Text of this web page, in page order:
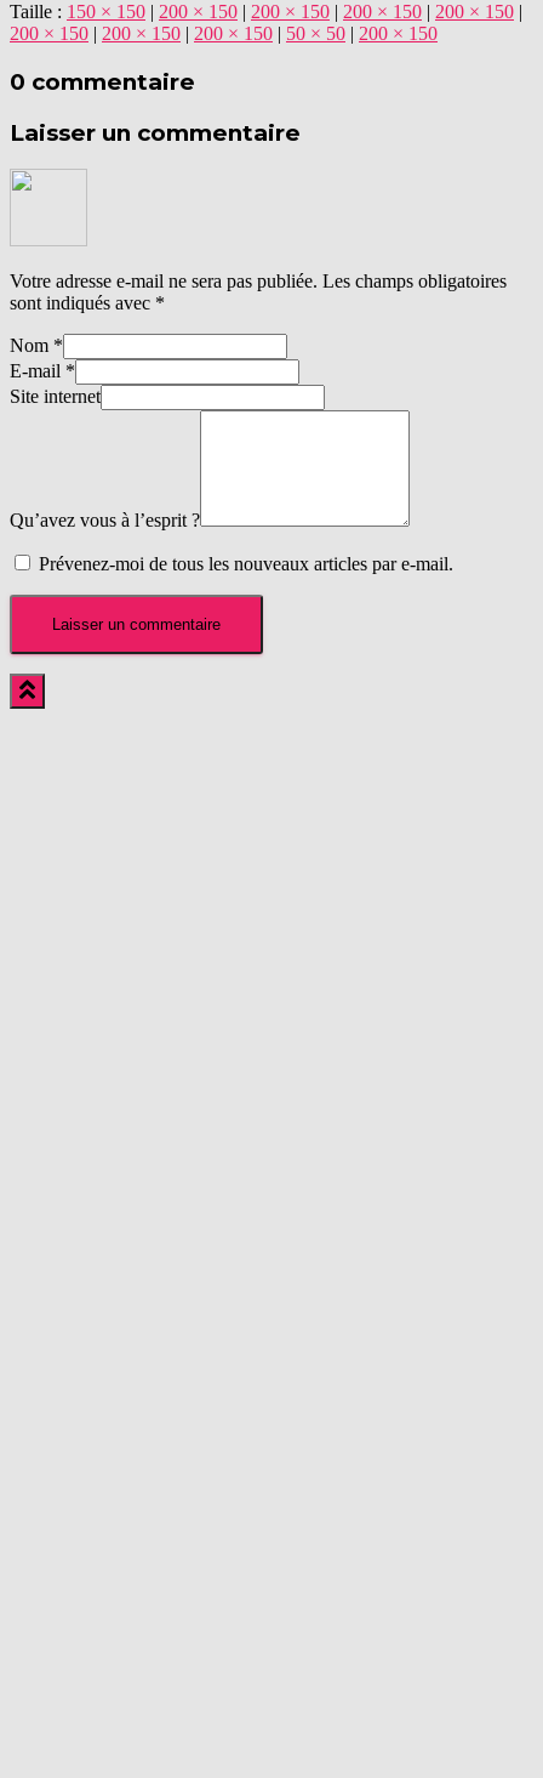
Taille : 150 × 150 | 200 × 150 | 200 × 150 | 200 × 150 | 200 × 150 |
200 × 150 | 200 × 150 | 200 × 150 | 50 × 50 | 200 × 150
0 commentaire
Laisser un commentaire
Votre adresse e-mail ne sera pas publiée. Les champs obligatoires
sont indiqués avec *
Nom *
E-mail *
Site internet
Qu’avez vous à l’esprit ?
Prévenez-moi de tous les nouveaux articles par e-mail.